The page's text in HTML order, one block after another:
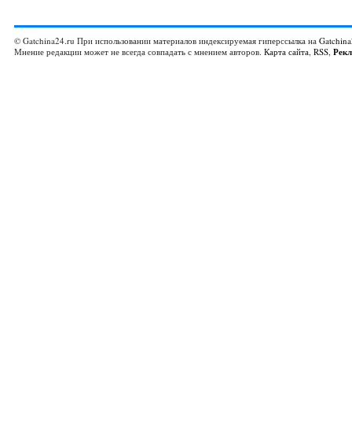
© Gatchina24.ru При использовании материалов индексируемая гиперссылка на
Мнение редакции может не всегда совпадать с мнением авторов. Карта сайта, RSS,